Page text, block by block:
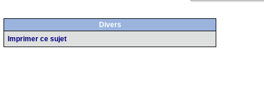
Divers
Imprimer ce sujet